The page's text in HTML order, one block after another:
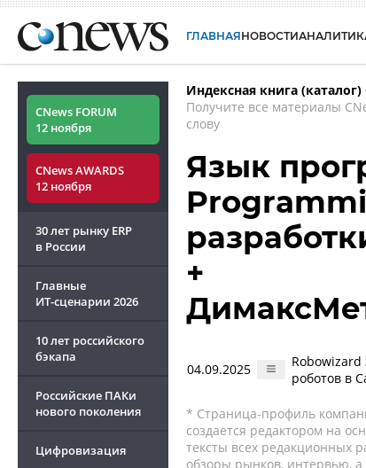
ГЛАВНАЯНОВОСТИ
CNews FORUM
12 ноября
CNews AWARDS
12 ноября
30 лет рынку ERP
в России
Главные
ИТ-сценарии 2026
10 лет российского
бэкапа
Российские ПАКи
нового поколения
Цифровизация
Индексная книга (каталог)
Получите все материалы
слову
Язык
+
04.09.2025
роботов в
* Страница-профиль
создается редактором на
тексты всех редакционных
обзоры рынков, интервью,